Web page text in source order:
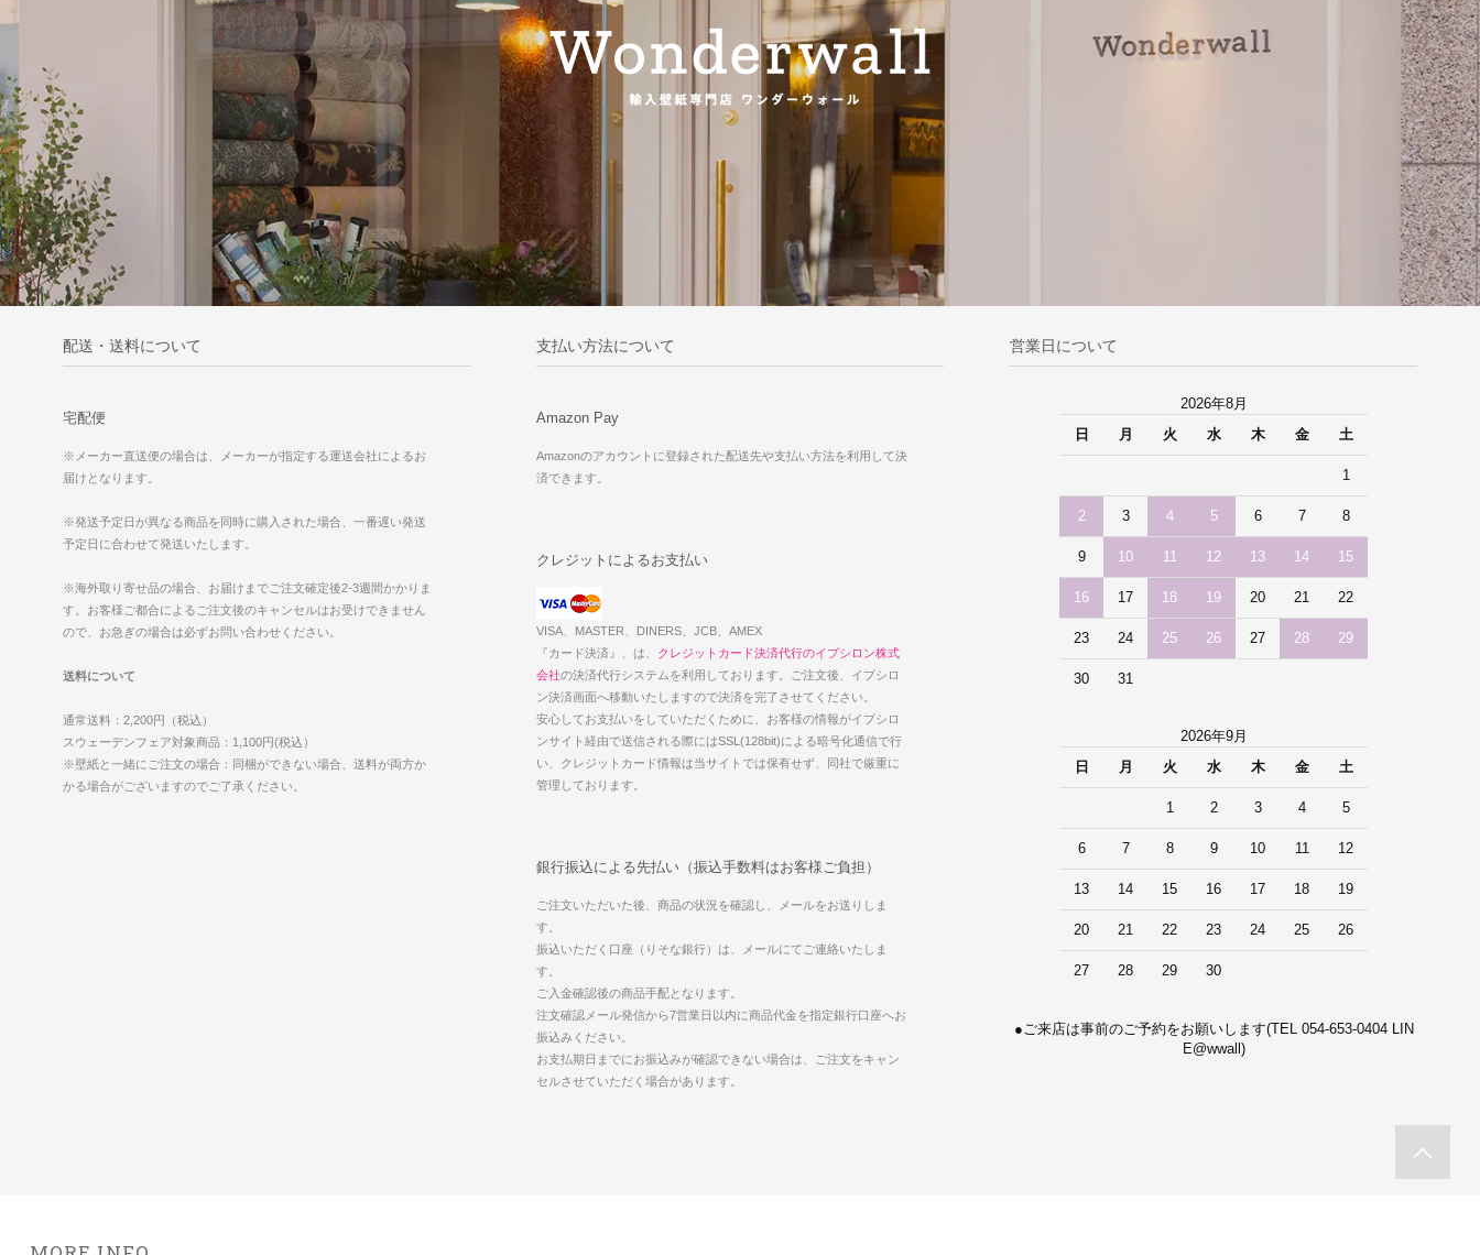
配送・送料について
宅配便
※メーカー直送便の場合は、メーカーが指定する運送会社によるお
届けとなります。
※発送予定日が異なる商品を同時に購入された場合、一番遅い発送
予定日に合わせて発送いたします。
※海外取り寄せ品の場合、お届けまでご注文確定後2-3週間かかりま
す。お客様ご都合によるご注文後のキャンセルはお受けできません
ので、お急ぎの場合は必ずお問い合わせください。
送料について
通常送料：2,200円（税込）
スウェーデンフェア対象商品：1,100円(税込）
※壁紙と一緒にご注文の場合：同梱ができない場合、送料が両方か
かる場合がございますのでご了承ください。
支払い方法について
Amazon Pay
Amazonのアカウントに登録された配送先や支払い方法を利用して決
済できます。
クレジットによるお支払い
VISA、MASTER、DINERS、JCB、AMEX
『カード決済』、は、 クレジットカード決済代行のイプシロン株式
会社の決済代行システムを利用しております。ご注文後、イプシロ
ン決済画面へ移動いたしますので決済を完了させてください。
安心してお支払いをしていただくために、お客様の情報がイプシロ
ンサイト経由で送信される際にはSSL(128bit)による暗号化通信で行
い、クレジットカード情報は当サイトでは保有せず、同社で厳重に
管理しております。
銀行振込による先払い（振込手数料はお客様ご負担）
ご注文いただいた後、商品の状況を確認し、メールをお送りしま
す。
振込いただく口座（りそな銀行）は、メールにてご連絡いたしま
す。
ご入金確認後の商品手配となります。
注文確認メール発信から7営業日以内に商品代金を指定銀行口座へお
振込みください。
お支払期日までにお振込みが確認できない場合は、ご注文をキャン
セルさせていただく場合があります。
営業日について
2026年8月
日
月 火 水 木 金 土
1
2 3 4 5 6 7 8
9 10 11 12 13 14 15
16 17 18 19 20 21 22
23 24 25 26 27 28 29
30 31
2026年9月
日
月 火 水 木 金 土
1 2 3 4 5
6 7 8 9 10 11 12
13 14 15 16 17 18 19
20 21 22 23 24 25 26
27 28 29 30
●ご来店は事前のご予約をお願いします(TEL 054-653-0404 LIN
E@wwall)